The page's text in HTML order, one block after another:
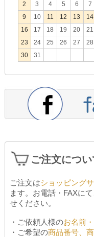
2
3 4 5 6 7
9
10 11 12 13 14
16
17 18 19 20 21
23
24 25 26 27 28
30
31
ご注文につい
ご注文はショッピング
ます。お電話・FAXに
せください。
・ご依頼人様のお名前
・ご希望の商品番号、